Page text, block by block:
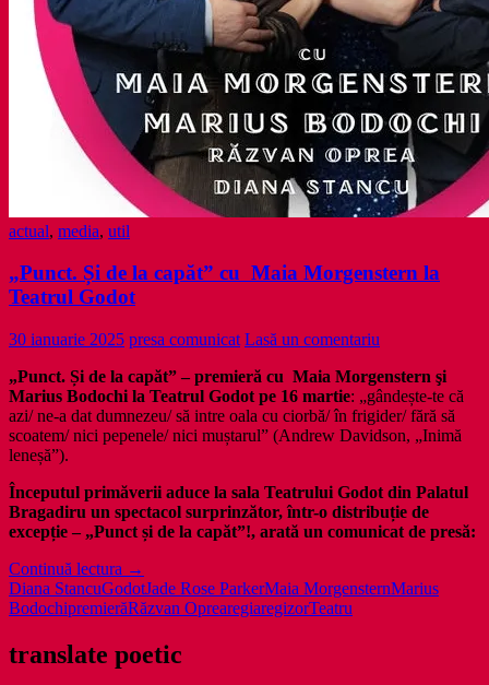
actual, media, util
„Punct. Și de la capăt” cu Maia Morgenstern la
Teatrul Godot
30 ianuarie 2025 presa comunicat Lasă un comentariu
„Punct. Și de la capăt” – premieră cu Maia Morgenstern şi
Marius Bodochi la Teatrul Godot pe 16 martie: „gândește-te că
azi/ ne-a dat dumnezeu/ să intre oala cu ciorbă/ în frigider/ fără să
scoatem/ nici pepenele/ nici muștarul” (Andrew Davidson, „Inimă
leneșă”).
Începutul primăverii aduce la sala Teatrului Godot din Palatul
Bragadiru un spectacol surprinzător, într-o distribuție de
excepție – „Punct și de la capăt”!, arată un comunicat de presă:
Continuă lectura „Punct.
Și
de
capăt”
cu
→
Diana StancuGodotJade Rose ParkerMaia MorgensternMarius
BodochipremierăRăzvan OprearegiaregizorTeatru
translate poetic